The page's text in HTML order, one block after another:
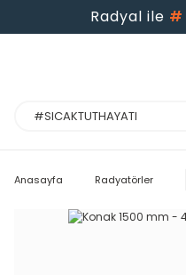
Radyal ile #
Anasayfa Radyatörler